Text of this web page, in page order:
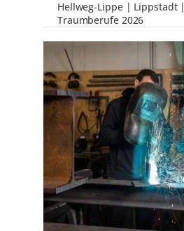
Hellweg-Lippe | Lippstadt |
Traumberufe 2026